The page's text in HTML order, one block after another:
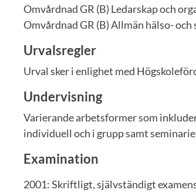
Omvårdnad GR (B) Ledarskap och
Omvårdnad GR (B) Allmän hälso- och
Urvalsregler
Urval sker i enlighet med
Undervisning
Varierande arbetsformer som
individuell och i grupp samt
Examination
2001: Skriftligt, självständigt